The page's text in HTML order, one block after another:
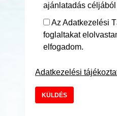
ajánlatadás
Az Adatkezelési
foglaltakat
elfogadom.
Adatkezelési